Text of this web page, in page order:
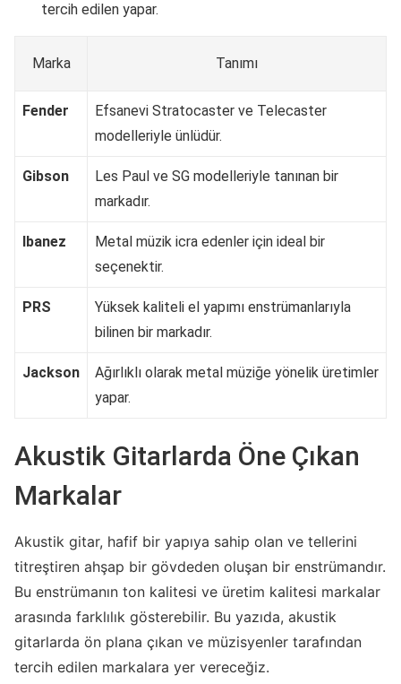
tercih edilen yapar.
Marka Tanımı
Fender
Efsanevi Stratocaster ve Telecaster
modelleriyle ünlüdür.
Gibson
Les Paul ve SG modelleriyle tanınan bir
markadır.
Ibanez
Metal müzik icra edenler için ideal bir
seçenektir.
PRS
Yüksek kaliteli el yapımı enstrümanlarıyla
bilinen bir markadır.
Jackson
Ağırlıklı olarak metal müziğe yönelik üretimler
yapar.
Akustik Gitarlarda Öne Çıkan
Markalar
Akustik gitar, hafif bir yapıya sahip olan ve tellerini
titreştiren ahşap bir gövdeden oluşan bir enstrümandır.
Bu enstrümanın ton kalitesi ve üretim kalitesi markalar
arasında farklılık gösterebilir. Bu yazıda, akustik
gitarlarda ön plana çıkan ve müzisyenler tarafından
tercih edilen markalara yer vereceğiz.